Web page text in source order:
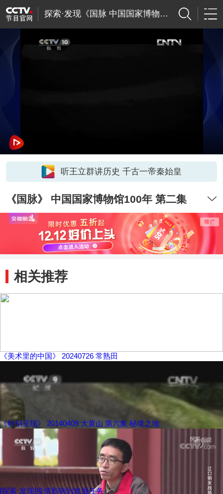
探索·发现《国脉 中国国家博物馆100年》
听王立群讲历史 千古一帝秦始皇
《国脉》 中国国家博物馆100年 第二集
相关推荐
《美术里的中国》 20240726 常熟田
《特别呈现》 20140409 大黄山 第六集 秘境之地
[探索·发现]疫情影响到发掘任务